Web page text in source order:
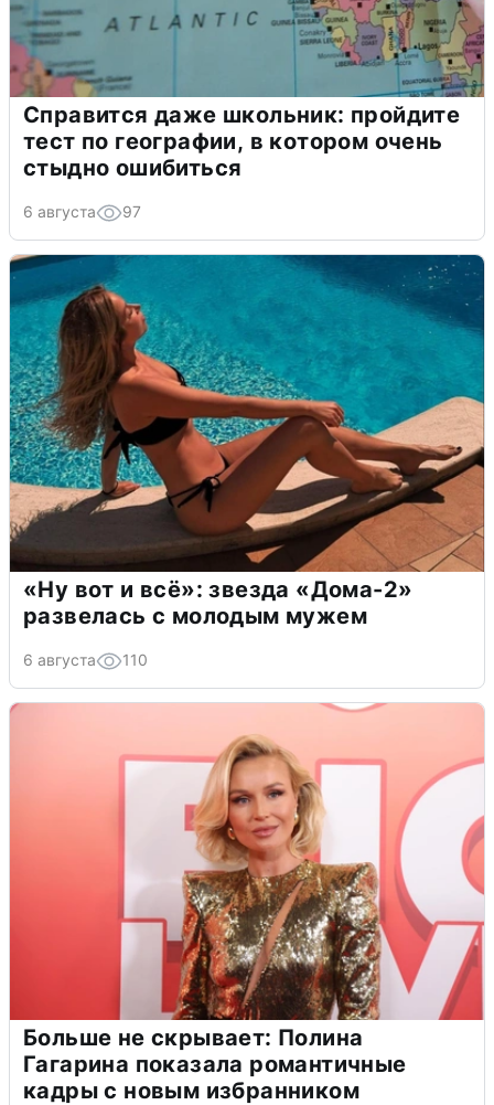
Справится даже школьник: пройдите
тест по географии, в котором очень
стыдно ошибиться
6 августа 97
«Ну вот и всё»: звезда «Дома-2»
развелась с молодым мужем
6 августа 110
Больше не скрывает: Полина
Гагарина показала романтичные
кадры с новым избранником